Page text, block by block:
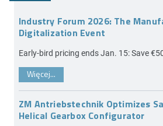
Industry Forum 2026: The
Digitalization Event
Early-bird pricing ends Jan. 15: Save
Więcej...
ZM Antriebstechnik Optimizes
Helical Gearbox Configurator